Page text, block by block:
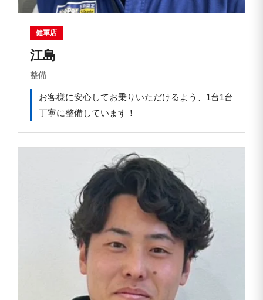
健軍店
江島
整備
お客様に安心してお乗りいただけるよう、1台1台
丁寧に整備しています！